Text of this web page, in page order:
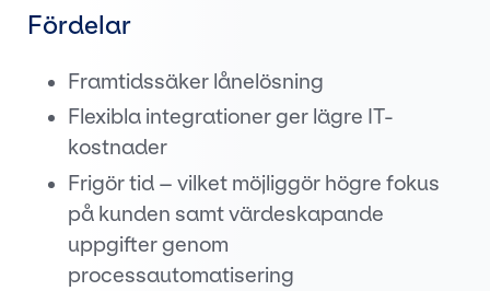
Fördelar
Framtidssäker lånelösning
Flexibla integrationer ger lägre IT-
kostnader
Frigör tid – vilket möjliggör högre fokus
på kunden samt värdeskapande
uppgifter genom
processautomatisering